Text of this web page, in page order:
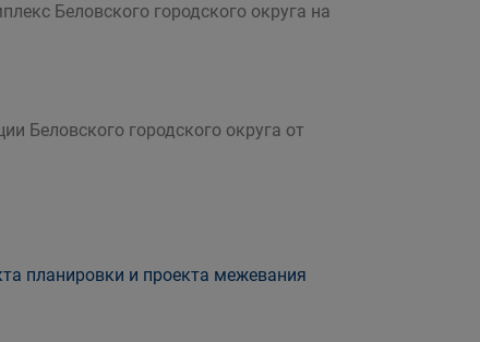
Беловского городского округа на
Беловского городского округа от
планировки и проекта межевания